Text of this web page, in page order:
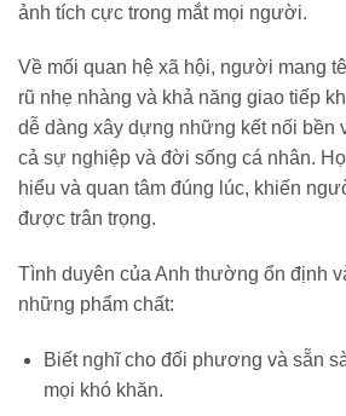
ảnh tích cực trong mắt mọi người.
Về mối quan hệ xã hội, người mang
rũ nhẹ nhàng và khả năng giao tiếp
dễ dàng xây dựng những kết nối bền
cả sự nghiệp và đời sống cá nhân.
hiểu và quan tâm đúng lúc, khiến
được trân trọng.
Tình duyên của Anh thường ổn định
những phẩm chất:
Biết nghĩ cho đối phương và sẵn
mọi khó khăn.